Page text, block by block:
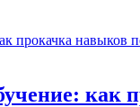
как